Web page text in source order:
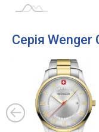
Серія Wenger